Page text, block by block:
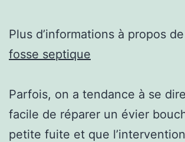
Plus d’informations à propos de
fosse septique
Parfois, on a tendance à se
facile de réparer un évier
petite fuite et que l’intervention